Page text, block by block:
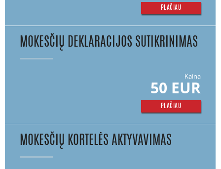
PLAČIAU
MOKESČIŲ DEKLARACIJOS SUTIKRINIMAS
PLAČIAU
Kaina
50 EUR
MOKESČIŲ KORTELĖS AKTYVAVIMAS